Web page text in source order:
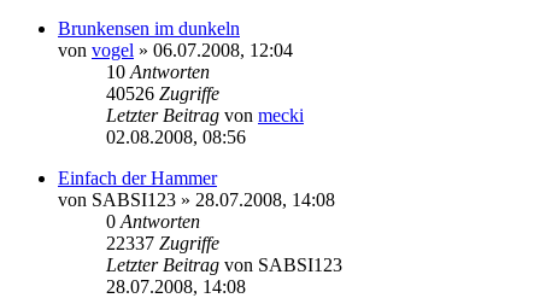
Brunkensen im dunkeln
von vogel » 06.07.2008, 12:04
10 Antworten
40526 Zugriffe
Letzter Beitrag von mecki
02.08.2008, 08:56
Einfach der Hammer
von SABSI123 » 28.07.2008, 14:08
0 Antworten
22337 Zugriffe
Letzter Beitrag von SABSI123
28.07.2008, 14:08